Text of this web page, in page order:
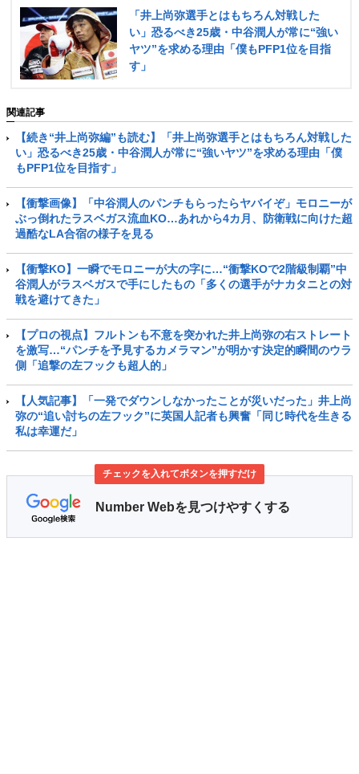
「井上尚弥選手とはもちろん対戦した
い」恐るべき25歳・中谷潤人が常に“強い
ヤツ”を求める理由「僕もPFP1位を目指
す」
関連記事
【続き“井上尚弥編”も読む】「井上尚弥選手とはもちろん対戦した
い」恐るべき25歳・中谷潤人が常に“強いヤツ”を求める理由「僕
もPFP1位を目指す」
【衝撃画像】「中谷潤人のパンチもらったらヤバイぞ」モロニーが
ぶっ倒れたラスベガス流血KO…あれから4カ月、防衛戦に向けた超
過酷なLA合宿の様子を見る
【衝撃KO】一瞬でモロニーが大の字に…“衝撃KOで2階級制覇”中
谷潤人がラスベガスで手にしたもの「多くの選手がナカタニとの対
戦を避けてきた」
【プロの視点】フルトンも不意を突かれた井上尚弥の右ストレート
を激写…“パンチを予見するカメラマン”が明かす決定的瞬間のウラ
側「追撃の左フックも超人的」
【人気記事】「一発でダウンしなかったことが災いだった」井上尚
弥の“追い討ちの左フック”に英国人記者も興奮「同じ時代を生きる
私は幸運だ」
チェックを入れてボタンを押すだけ
Number Webを見つけやすくする